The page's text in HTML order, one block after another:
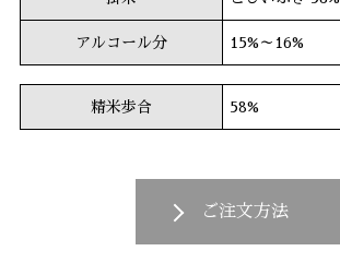
アルコール分 15%～16%
精米歩合 58%
ご注文方法